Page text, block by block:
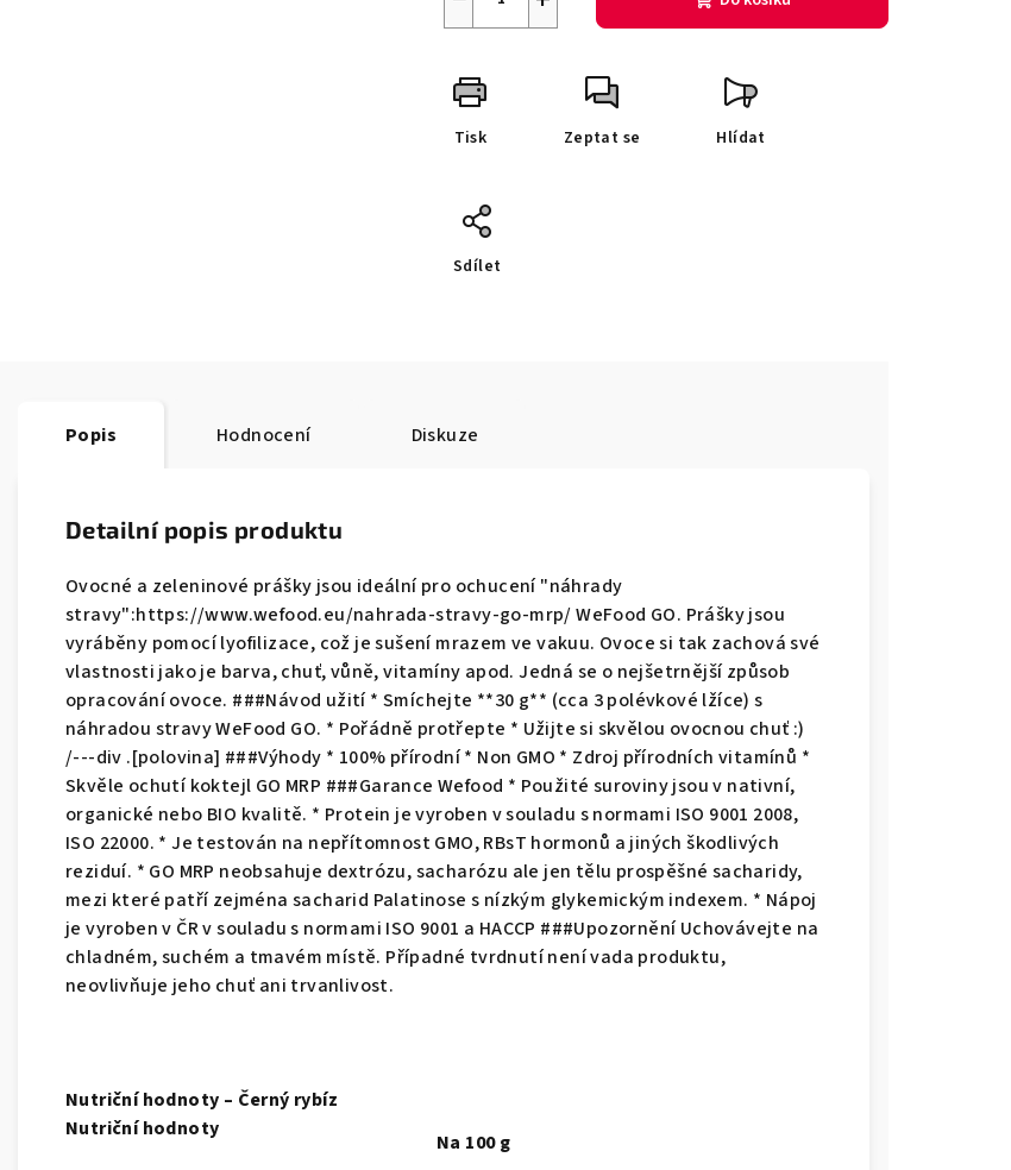
Tisk Zeptat se Hlídat
Sdílet
Popis Hodnocení Diskuze
Detailní popis produktu
Ovocné a zeleninové prášky jsou ideální pro ochucení "náhrady
stravy":https://www.wefood.eu/nahrada-stravy-go-mrp/ WeFood GO. Prášky jsou
vyráběny pomocí lyofilizace, což je sušení mrazem ve vakuu. Ovoce si tak zachová své
vlastnosti jako je barva, chuť, vůně, vitamíny apod. Jedná se o nejšetrnější způsob
opracování ovoce. ###Návod užití * Smíchejte **30 g** (cca 3 polévkové lžíce) s
náhradou stravy WeFood GO. * Pořádně protřepte * Užijte si skvělou ovocnou chuť :)
/---div .[polovina] ###Výhody * 100% přírodní * Non GMO * Zdroj přírodních vitamínů *
Skvěle ochutí koktejl GO MRP ###Garance Wefood * Použité suroviny jsou v nativní,
organické nebo BIO kvalitě. * Protein je vyroben v souladu s normami ISO 9001 2008,
ISO 22000. * Je testován na nepřítomnost GMO, RBsT hormonů a jiných škodlivých
reziduí. * GO MRP neobsahuje dextrózu, sacharózu ale jen tělu prospěšné sacharidy,
mezi které patří zejména sacharid Palatinose s nízkým glykemickým indexem. * Nápoj
je vyroben v ČR v souladu s normami ISO 9001 a HACCP ###Upozornění Uchovávejte na
chladném, suchém a tmavém místě. Případné tvrdnutí není vada produktu,
neovlivňuje jeho chuť ani trvanlivost.
Nutriční hodnoty – Černý rybíz
Nutriční hodnoty
Na 100 g